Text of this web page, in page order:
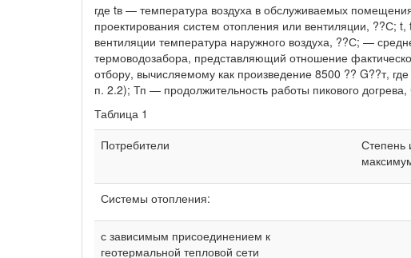
где tв — температура воздуха в обслуживаемых
проектирования систем отопления или вентиляции, ??С;
вентиляции температура наружного воздуха, ??С; —
термоводозабора, представляющий отношение
отбору, вычисляемому как произведение 8500 ?? G??т,
п. 2.2); Тп — продолжительность работы пикового догрева,
Таблица 1
Потребители
Степень
Системы отопления:
с зависимым присоединением к
геотермальной тепловой сети